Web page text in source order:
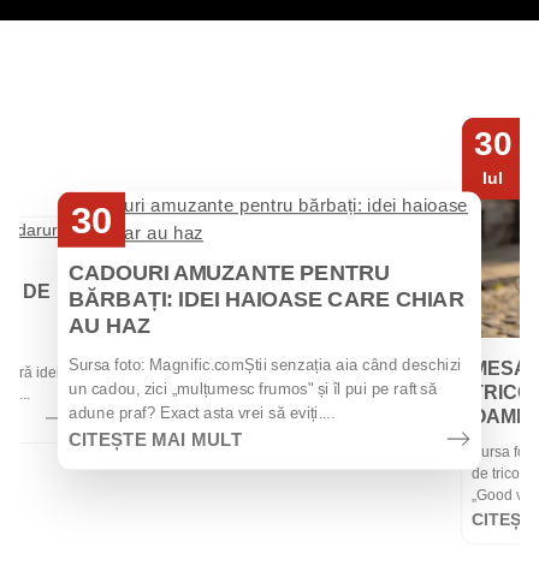
DE
idei
la...
30
CADOURI AMUZANTE PENTRU
BĂRBAȚI: IDEI HAIOASE CARE CHIAR
AU HAZ
Sursa foto: Magnific.comȘtii senzația aia când deschizi
un cadou, zici „mulțumesc frumos" și îl pui pe raft să
adune praf? Exact asta vrei să eviți....
CITEȘTE MAI MULT
30
Iul
Sursa
de
„Good